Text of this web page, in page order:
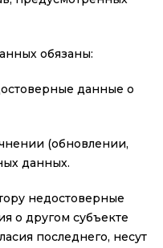
обязаны:
данные о
(обновлении,
данных.
недостоверные
о другом субъекте
последнего, несут